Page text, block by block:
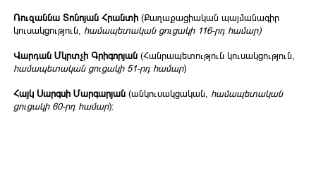
Ռուզաննա Տոնոյան Հրանտի (Քաղաքացիական պայմանագիր
կուսակցություն, համապետական ցուցակի 116-րդ համար)
Վարդան Մկրտչի Գրիգորյան (Հանրապետություն կուսակցություն,
համապետական ցուցակի 51-րդ համար)
Հայկ Սարգսի Մարգարյան (անկուսակցական, համապետական
ցուցակի 60-րդ համար)։